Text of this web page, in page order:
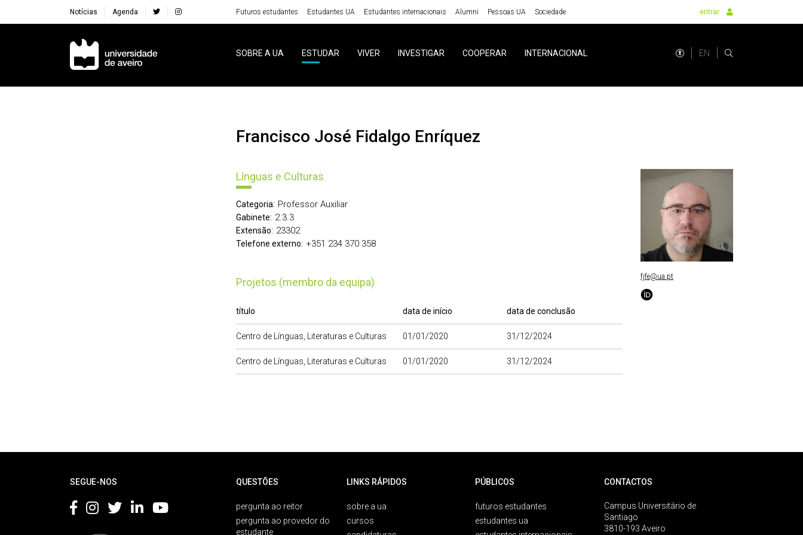
Notícias Agenda Futuros estudantes Estudantes UA Estudantes internacionais Alumni Pessoas UA Sociedade entrar
Navegação Principal
SOBRE A UA ESTUDAR VIVER INVESTIGAR COOPERAR INTERNACIONAL EN
Francisco José Fidalgo Enríquez
Línguas e Culturas
Categoria: Professor Auxiliar
Gabinete: 2.3.3
Extensão: 23302
Telefone externo: +351 234 370 358
Projetos (membro da equipa)
título data de início data de conclusão
Centro de Línguas, Literaturas e Culturas 01/01/2020 31/12/2024
Centro de Línguas, Literaturas e Culturas 01/01/2020 31/12/2024
fjfe@ua.pt
SEGUE-NOS QUESTÕES
pergunta ao reitor
pergunta ao provedor do
estudante
LINKS RÁPIDOS
sobre a ua
cursos
PÚBLICOS
futuros estudantes
estudantes ua
CONTACTOS
Campus Universitário de
Santiago
3810-193 Aveiro